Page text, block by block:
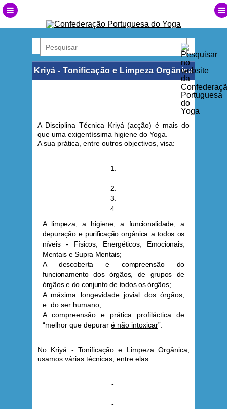
Kriyá - Tonificação e Limpeza Orgânica
A Disciplina Técnica Kriyá (acção) é mais do
que uma exigentíssima higiene do Yoga.
A sua prática, entre outros objectivos, visa:
1.
2.
3.
4.
A limpeza, a higiene, a funcionalidade, a
depuração e purificação orgânica a todos os
níveis - Físicos, Energéticos, Emocionais,
Mentais e Supra Mentais;
A descoberta e compreensão do
funcionamento dos órgãos, de grupos de
órgãos e do conjunto de todos os órgãos;
A máxima longevidade jovial dos órgãos,
e do ser humano;
A compreensão e prática profiláctica de
“melhor que depurar é não intoxicar”.
No Kriyá - Tonificação e Limpeza Orgânica,
usamos várias técnicas, entre elas:
-
-